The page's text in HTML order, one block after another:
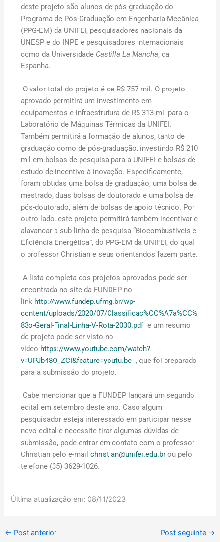
deste projeto são alunos de pós-graduação do
Programa de Pós-Graduação em Engenharia Mecânica
(PPG-EM) da UNIFEI, pesquisadores nacionais da
UNESP e do INPE e pesquisadores internacionais
como da Universidade Castilla La Mancha, da
Espanha.
O valor total do projeto é de R$ 757 mil. O projeto
aprovado permitirá um investimento em
equipamentos e infraestrutura de R$ 313 mil para o
Laboratório de Máquinas Térmicas da UNIFEI.
Também permitirá a formação de alunos, tanto de
graduação como de pós-graduação, investindo R$ 210
mil em bolsas de pesquisa para a UNIFEI e bolsas de
estudo de incentivo à inovação. Especificamente,
foram obtidas uma bolsa de graduação, uma bolsa de
mestrado, duas bolsas de doutorado e uma bolsa de
pós-doutorado, além de bolsas de apoio técnico. Por
outro lado, este projeto permitirá também incentivar e
alavancar a sub-linha de pesquisa “Biocombustíveis e
Eficiência Energética”, do PPG-EM da UNIFEI, do qual
o professor Christian e seus orientandos fazem parte.
A lista completa dos projetos aprovados pode ser
encontrada no site da FUNDEP no
link http://www.fundep.ufmg.br/wp-
content/uploads/2020/07/Classificac%CC%A7a%CC%
83o-Geral-Final-Linha-V-Rota-2030.pdfe um resumo
do projeto pode ser visto no
vídeo https://www.youtube.com/watch?
v=UPJb48O_ZCI&feature=youtu.be , que foi preparado
para a submissão do projeto.
Cabe mencionar que a FUNDEP lançará um segundo
edital em setembro deste ano. Caso algum
pesquisador esteja interessado em participar nesse
novo edital e necessite tirar algumas dúvidas de
submissão, pode entrar em contato com o professor
Christian pelo e-mailchristian@unifei.edu.br ou pelo
telefone (35) 3629-1026.
Última atualização em: 08/11/2023
← Post anterior Post seguinte →